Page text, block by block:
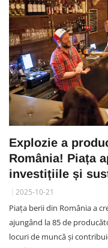
Explozie a
România! Piața
investițiile și
2025-10-21
Piața berii din România a
ajungând la 85 de
locuri de muncă și